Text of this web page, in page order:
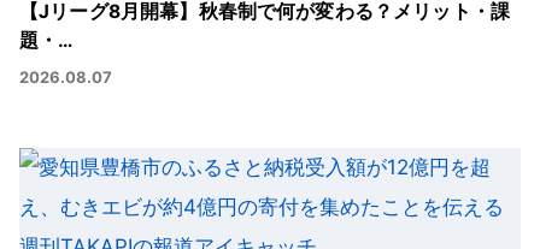
【Jリーグ8月開幕】秋春制で何が変わる？メリット・課
題・…
2026.08.07